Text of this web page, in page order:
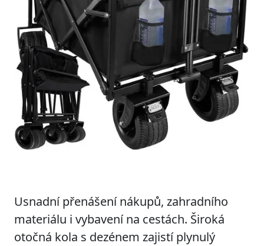
Usnadní přenášení nákupů, zahradního
materiálu i vybavení na cestách. Široká
otočná kola s dezénem zajistí plynulý